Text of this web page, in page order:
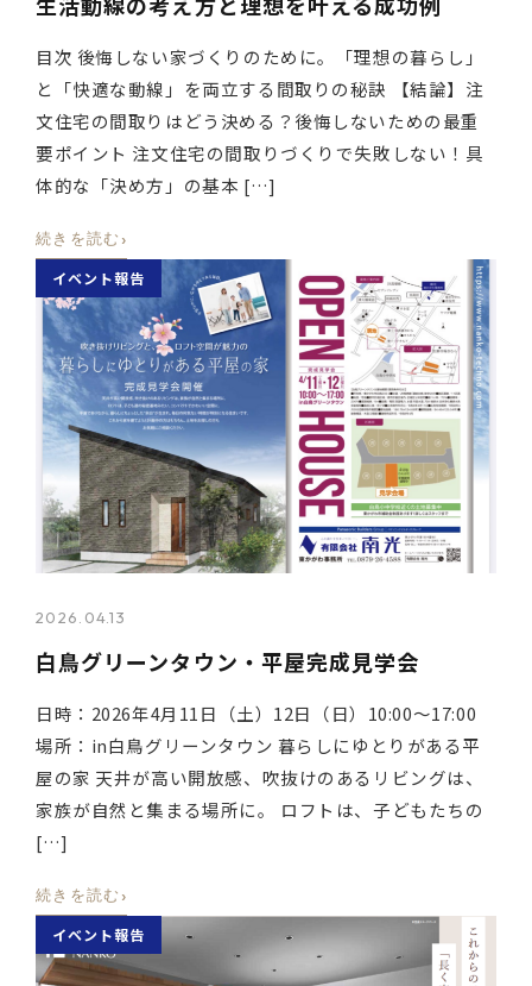
目次 後悔しない家づくりのために。「理想の暮らし」
と「快適な動線」を両立する間取りの秘訣 【結論】注
文住宅の間取りはどう決める？後悔しないための最重
要ポイント 注文住宅の間取りづくりで失敗しない！具
体的な「決め方」の基本 […]
続きを読む ›
イベント報告
2026.04.13
白鳥グリーンタウン・平屋完成見学会
日時：2026年4月11日（土）12日（日）10:00～17:00
場所：in白鳥グリーンタウン 暮らしにゆとりがある平
屋の家 天井が高い開放感、吹抜けのあるリビングは、
家族が自然と集まる場所に。 ロフトは、子どもたちの
[…]
続きを読む ›
イベント報告